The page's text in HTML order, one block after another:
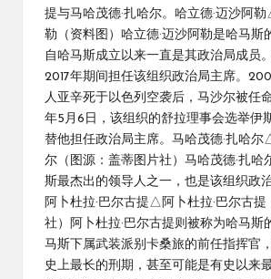
提与马哈茂德·扎哈尔。哈立德·迈沙阿勒
勒（资料图）哈立德·迈沙阿勒是哈马斯
自哈马斯成立以来一直是其政治局成员
2017年期间担任该组织政治局主席。
人亚辛死于以色列空袭后，马沙尔被任
年5月6日，该组织的舒拉理事会选举伊
替他担任政治局主席。马哈茂德·扎哈尔
尔（图源：盖蒂图片社）马哈茂德·扎哈
斯最杰出的领导人之一，也是该组织政
阿卜杜拉·巴尔古提△阿卜杜拉·巴尔古
社）阿卜杜拉·巴尔古提则被称为哈马斯
马斯下属武装派别卡桑旅的前任指挥官
史上最长的刑期，甚至可能是有史以来